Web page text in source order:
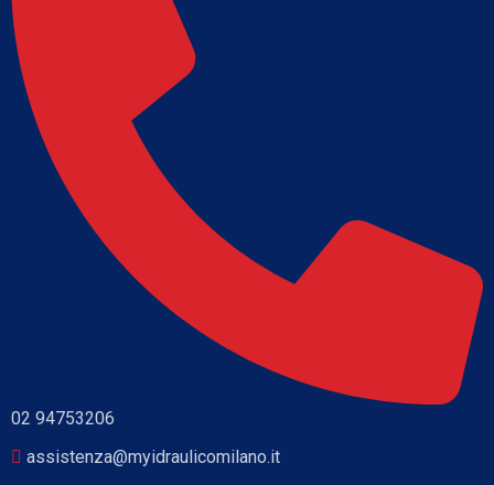
02 94753206
assistenza@myidraulicomilano.it